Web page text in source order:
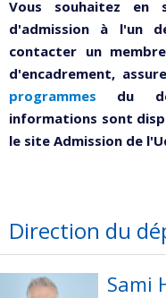
Vous souhaitez en
d'admission à l'un
contacter un
d'encadrement,
programmes du
informations sont
le site Admission de
Direction du
Sami